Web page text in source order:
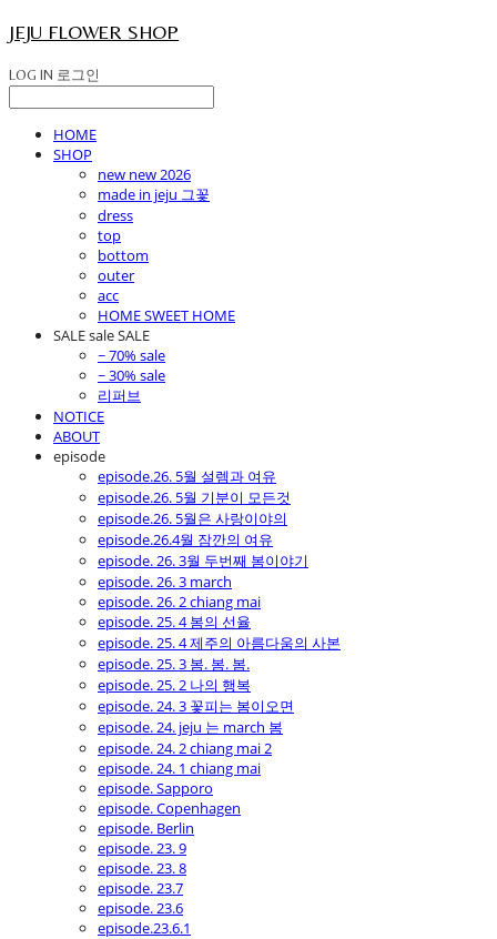
JEJU FLOWER SHOP
LOG IN 로그인
HOME
SHOP
new new 2026
made in jeju 그꽃
dress
top
bottom
outer
acc
HOME SWEET HOME
SALE sale SALE
~ 70% sale
~ 30% sale
리퍼브
NOTICE
ABOUT
episode
episode.26. 5월 설렘과 여유
episode.26. 5월 기분이 모든것
episode.26. 5월은 사랑이야의
episode.26.4월 잠깐의 여유
episode. 26. 3월 두번째 봄이야기
episode. 26. 3 march
episode. 26. 2 chiang mai
episode. 25. 4 봄의 선율
episode. 25. 4 제주의 아름다움의 사본
episode. 25. 3 봄. 봄. 봄.
episode. 25. 2 나의 행복
episode. 24. 3 꽃피는 봄이오면
episode. 24. jeju 는 march 봄
episode. 24. 2 chiang mai 2
episode. 24. 1 chiang mai
episode. Sapporo
episode. Copenhagen
episode. Berlin
episode. 23. 9
episode. 23. 8
episode. 23.7
episode. 23.6
episode.23.6.1